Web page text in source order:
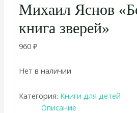
Михаил Яснов
книга зверей»
960₽
Нет в наличии
Категория: Книги для детей
Описание